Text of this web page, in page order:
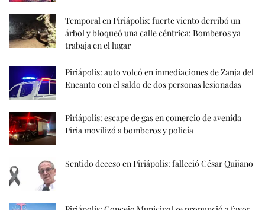
Temporal en Piriápolis: fuerte viento derribó un
árbol y bloqueó una calle céntrica; Bomberos ya
trabaja en el lugar
Piriápolis: auto volcó en inmediaciones de Zanja del
Encanto con el saldo de dos personas lesionadas
Piriápolis: escape de gas en comercio de avenida
Piria movilizó a bomberos y policía
Sentido deceso en Piriápolis: falleció César Quijano